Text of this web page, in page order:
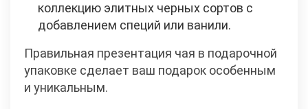
коллекцию элитных черных сортов с
добавлением специй или ванили.
Правильная презентация чая в подарочной
упаковке сделает ваш подарок особенным
и уникальным.